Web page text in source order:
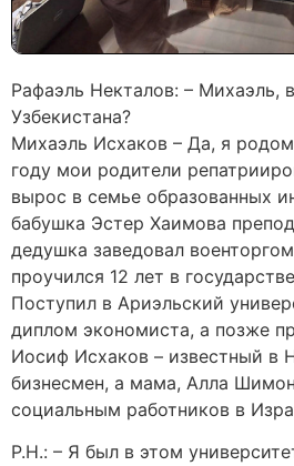
Рафаэль Некталов: – Михаэль,
Узбекистана?
Михаэль Исхаков – Да, я
году мои родители
вырос в семье образованных
бабушка Эстер Хаимова
дедушка заведовал
проучился 12 лет в
Поступил в Ариэльский
диплом экономиста, а позже
Иосиф Исхаков – известный в
бизнесмен, а мама, Алла
социальным работников в
Р.Н.: – Я был в этом